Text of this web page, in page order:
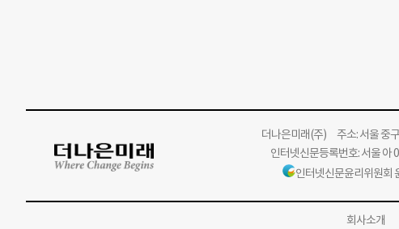
더나은미래(주)주소: 서울 중
인터넷신문등록번호: 서울
인터넷신문윤리위원회
회사소개